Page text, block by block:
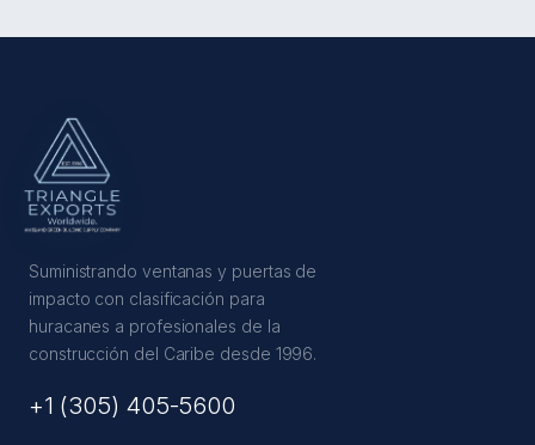
Suministrando ventanas y puertas de
impacto con clasificación para
huracanes a profesionales de la
construcción del Caribe desde 1996.
+1 (305) 405-5600